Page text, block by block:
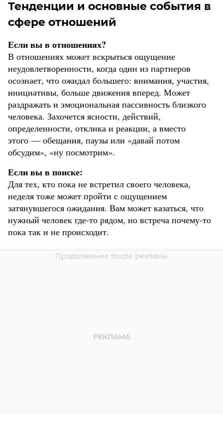
Тенденции и основные события в
сфере отношений
Если вы в отношениях?
В отношениях может вскрыться ощущение
неудовлетворенности, когда один из партнеров
осознает, что ожидал большего: внимания, участия,
инициативы, больше движения вперед. Может
раздражать и эмоциональная пассивность близкого
человека. Захочется ясности, действий,
определенности, отклика и реакции, а вместо
этого — обещания, паузы или «давай потом
обсудим», «ну посмотрим».
Если вы в поиске:
Для тех, кто пока не встретил своего человека,
неделя тоже может пройти с ощущением
затянувшегося ожидания. Вам может казаться, что
нужный человек где-то рядом, но встреча почему-то
пока так и не происходит.